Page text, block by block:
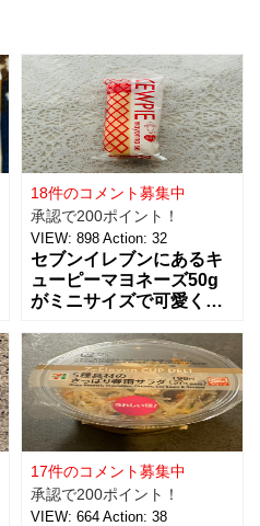
に100円ショップの100円
商品にはなかったため、
こちらのコル
18件のコメント募集中
承認で200ポイント！
VIEW: 898 Action: 32
セブンイレブンにあるキ
ューピーマヨネーズ50g
がミニサイズで可愛く
した。 お味は容器が小さ
くなっただけで、定番と
同じ味で美味しいです。
マヨネーズは好みがそれ
ぞれあるようなのですけ
ど、私はキューピー派。
ただここ最近は健
17件のコメント募集中
承認で200ポイント！
VIEW: 664 Action: 38